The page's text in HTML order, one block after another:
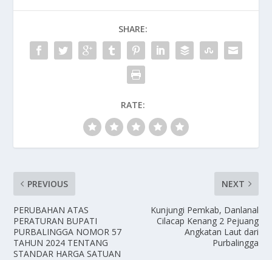
SHARE:
RATE:
PREVIOUS
PERUBAHAN ATAS
PERATURAN BUPATI
PURBALINGGA NOMOR 57
TAHUN 2024 TENTANG
STANDAR HARGA SATUAN
NEXT
Kunjungi Pemkab, Danlanal
Cilacap Kenang 2 Pejuang
Angkatan Laut dari
Purbalingga